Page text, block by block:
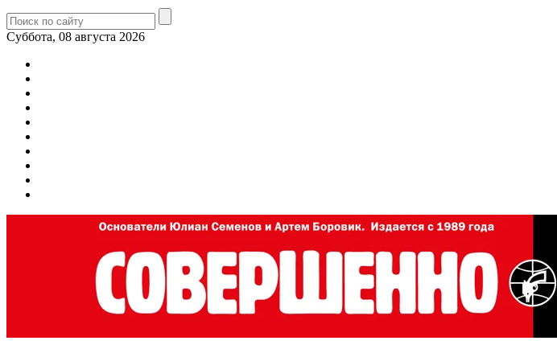
Суббота, 08 августа 2026